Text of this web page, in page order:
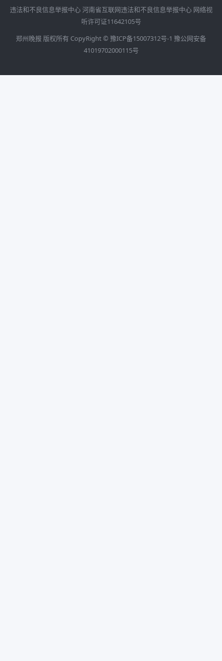
违法和不良信息举报中心河南省互联网违法和不良信息举报中心 网络视
听许可证11642105号
郑州晚报 版权所有 CopyRight © 豫ICP备15007312号-1 豫公网安备
41019702000115号